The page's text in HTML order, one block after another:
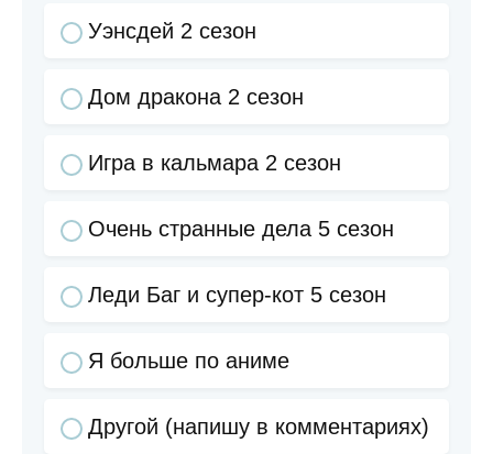
Уэнсдей 2 сезон
Дом дракона 2 сезон
Игра в кальмара 2 сезон
Очень странные дела 5 сезон
Леди Баг и супер-кот 5 сезон
Я больше по аниме
Другой (напишу в комментариях)